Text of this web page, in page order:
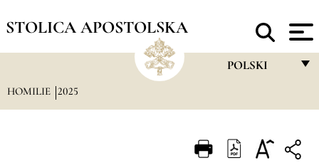
STOLICA APOSTOLSKA
POLSKI
ITALIANO
HOMILIE 2025